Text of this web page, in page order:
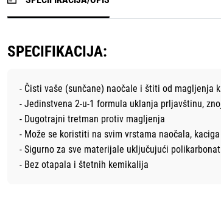
SPECIFIKACIJA:
- Čisti vaše (sunčane) naočale i štiti od magljenja
- Jedinstvena 2-u-1 formula uklanja prljavštinu,
- Dugotrajni tretman protiv magljenja
- Može se koristiti na svim vrstama naočala,
- Sigurno za sve materijale uključujući polikarbonat
- Bez otapala i štetnih kemikalija